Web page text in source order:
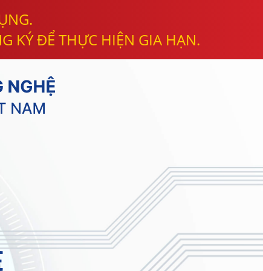
KÝ ĐỂ THỰC HIỆN GIA HẠN.